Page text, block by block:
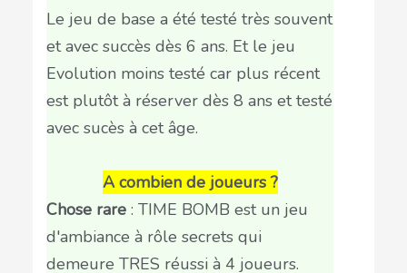
Le jeu de base a été testé très souvent
et avec succès dès 6 ans. Et le jeu
Evolution moins testé car plus récent
est plutôt à réserver dès 8 ans et testé
avec sucès à cet âge.
A combien de joueurs ?
Chose rare : TIME BOMB est un jeu
d'ambiance à rôle secrets qui
demeure TRES réussi à 4 joueurs.